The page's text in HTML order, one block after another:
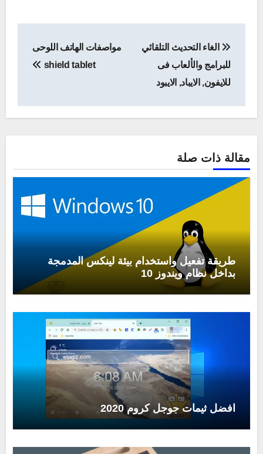
المقالات
الغاء التحديث التلقائي
للبرامج والألعاب فى
للايفون, الايباد, الايبود
مواصفات الهاتف اللوحى
shield tablet
مقالة ذات صلة
طريقة تفعيل واستخدام بيئة لينكس المدمجة
بداخل نظام ويندوز 10
افضل ثيمات جوجل كروم 2020